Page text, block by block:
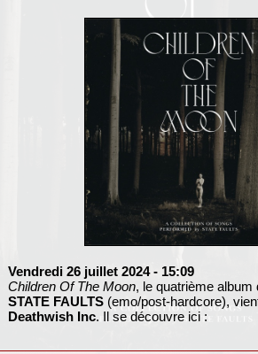
Vendredi 26 juillet 2024 - 15:09
Children Of The Moon, le quatrième album
STATE FAULTS(emo/post-hardcore),
Deathwish Inc. Il se découvre ici :